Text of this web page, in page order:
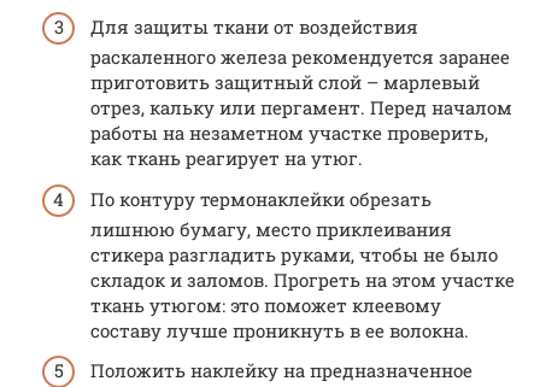
Для защиты ткани от воздействия
раскаленного железа рекомендуется заранее
приготовить защитный слой – марлевый
отрез, кальку или пергамент. Перед началом
работы на незаметном участке проверить,
как ткань реагирует на утюг.
По контуру термонаклейки обрезать
лишнюю бумагу, место приклеивания
стикера разгладить руками, чтобы не было
складок и заломов. Прогреть на этом участке
ткань утюгом: это поможет клеевому
составу лучше проникнуть в ее волокна.
Положить наклейку на предназначенное